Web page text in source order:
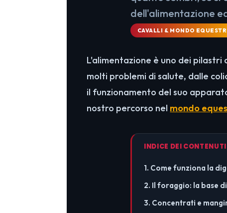
dell'alimentazione
CAVALLI & MONDO
L'alimentazione è uno dei
molti problemi di salute, dalle
il funzionamento del suo
nostro percorso nel mondo
INDICE DEI CONTENUTI
1. Come funziona la
2. Il foraggio: la base
3. Concentrati e